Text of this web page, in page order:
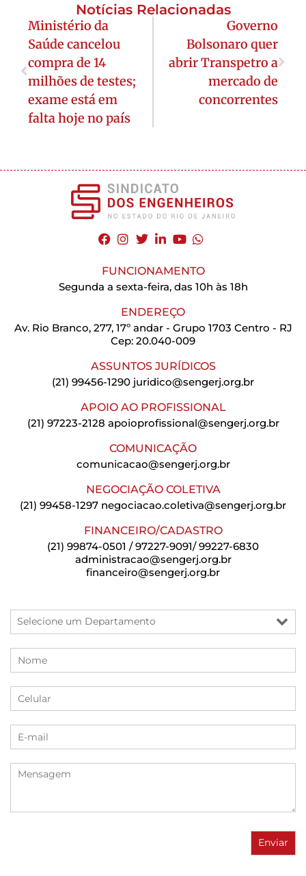
Notícias Relacionadas
Ministério da
Saúde cancelou
compra de 14
milhões de testes;
exame está em
falta hoje no país
Governo
Bolsonaro quer
abrir Transpetro a
mercado de
concorrentes
FUNCIONAMENTO
Segunda a sexta-feira, das 10h às 18h
ENDEREÇO
Av. Rio Branco, 277, 17º andar - Grupo 1703 Centro - RJ
Cep: 20.040-009
ASSUNTOS JURÍDICOS
(21) 99456-1290 juridico@sengerj.org.br
APOIO AO PROFISSIONAL
(21) 97223-2128 apoioprofissional@sengerj.org.br
COMUNICAÇÃO
comunicacao@sengerj.org.br
NEGOCIAÇÃO COLETIVA
(21) 99458-1297 negociacao.coletiva@sengerj.org.br
FINANCEIRO/CADASTRO
(21) 99874-0501 / 97227-9091/ 99227-6830
administracao@sengerj.org.br
financeiro@sengerj.org.br